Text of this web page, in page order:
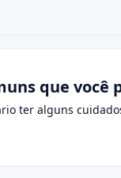
que você
ter alguns